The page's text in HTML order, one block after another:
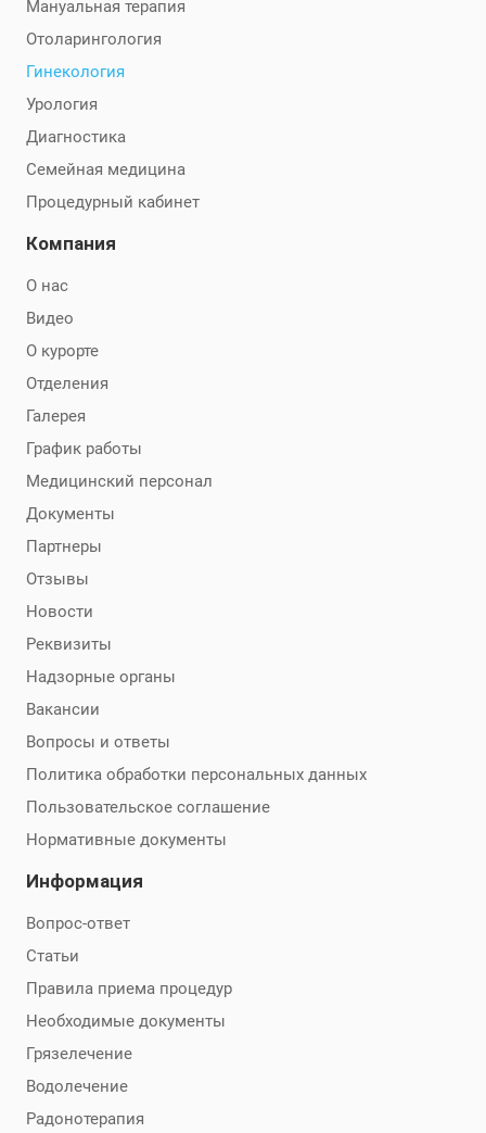
Мануальная терапия
Отоларингология
Гинекология
Урология
Диагностика
Семейная медицина
Процедурный кабинет
Компания
О нас
Видео
О курорте
Отделения
Галерея
График работы
Медицинский персонал
Документы
Партнеры
Отзывы
Новости
Реквизиты
Надзорные органы
Вакансии
Вопросы и ответы
Политика обработки персональных данных
Пользовательское соглашение
Нормативные документы
Информация
Вопрос-ответ
Статьи
Правила приема процедур
Необходимые документы
Грязелечение
Водолечение
Радонотерапия